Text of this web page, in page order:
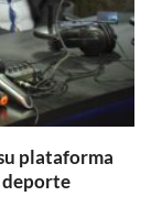
plataforma
deporte